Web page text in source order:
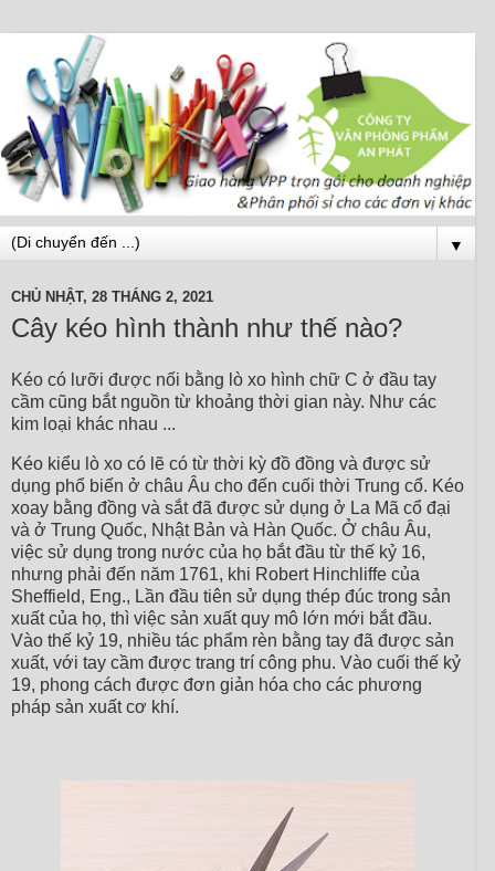
▼
CHỦ NHẬT, 28 THÁNG 2, 2021
Cây kéo hình thành như thế nào?
Kéo có lưỡi được nối bằng lò xo hình chữ C ở đầu tay
cầm cũng bắt nguồn từ khoảng thời gian này. Như các
kim loại khác nhau ...
Kéo kiểu lò xo có lẽ có từ thời kỳ đồ đồng và được sử
dụng phổ biến ở châu Âu cho đến cuối thời Trung cổ. Kéo
xoay bằng đồng và sắt đã được sử dụng ở La Mã cổ đại
và ở Trung Quốc, Nhật Bản và Hàn Quốc. Ở châu Âu,
việc sử dụng trong nước của họ bắt đầu từ thế kỷ 16,
nhưng phải đến năm 1761, khi Robert Hinchliffe của
Sheffield, Eng., Lần đầu tiên sử dụng thép đúc trong sản
xuất của họ, thì việc sản xuất quy mô lớn mới bắt đầu.
Vào thế kỷ 19, nhiều tác phẩm rèn bằng tay đã được sản
xuất, với tay cầm được trang trí công phu. Vào cuối thế kỷ
19, phong cách được đơn giản hóa cho các phương
pháp sản xuất cơ khí.